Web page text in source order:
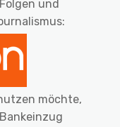
und
möchte,